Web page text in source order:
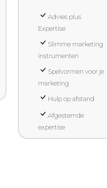
Advies plus
Expertise
Slimme marketing
instrumenten
Spelvormen voor je
marketing
Hulp op afstand
Afgestemde
expertise